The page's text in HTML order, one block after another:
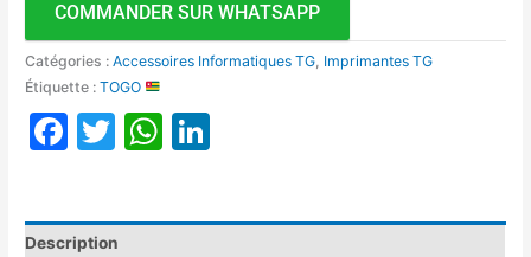
COMMANDER SUR WHATSAPP
Catégories :Accessoires Informatiques TG, Imprimantes TG
Étiquette :TOGO
Facebook
TwitterWhatsApp
Description